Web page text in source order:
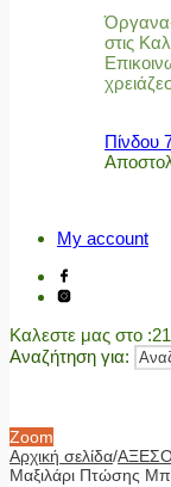
στις
Πίνδου
My account
Καλεστε μας στο
Αναζήτηση για:
Zoom
Αρχική σελίδα/
Μαξιλάρι Πτώσης